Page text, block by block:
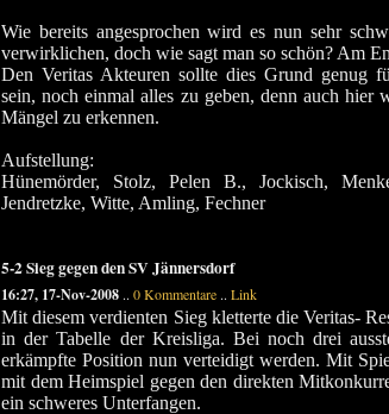
Wie bereits angesprochen wird es nun sehr
verwirklichen, doch wie sagt man so schön? Am
Den Veritas Akteuren sollte dies Grund genug
sein, noch einmal alles zu geben, denn auch hier
Mängel zu erkennen.
Aufstellung:
Hünemörder, Stolz, Pelen B., Jockisch,
Jendretzke, Witte, Amling, Fechner
5-2 Sieg gegen den SV Jännersdorf
16:27, 17-Nov-2008 .. 0 Kommentare .. Link
Mit diesem verdienten Sieg kletterte die Veritas-
in der Tabelle der Kreisliga. Bei noch drei
erkämpfte Position nun verteidigt werden. Mit
mit dem Heimspiel gegen den direkten
ein schweres Unterfangen.